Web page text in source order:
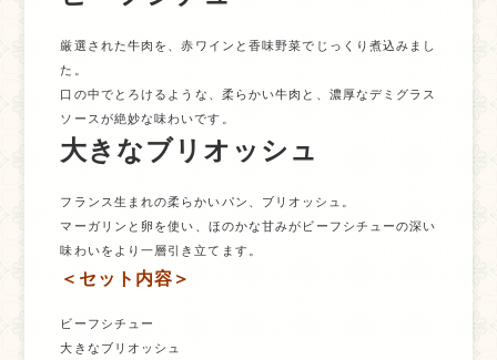
厳選された牛肉を、赤ワインと香味野菜でじっくり煮込みまし
た。
口の中でとろけるような、柔らかい牛肉と、濃厚なデミグラス
ソースが絶妙な味わいです。
大きなブリオッシュ
フランス生まれの柔らかいパン、ブリオッシュ。
マーガリンと卵を使い、ほのかな甘みがビーフシチューの深い
味わいをより一層引き立てます。
＜セット内容＞
ビーフシチュー
大きなブリオッシュ